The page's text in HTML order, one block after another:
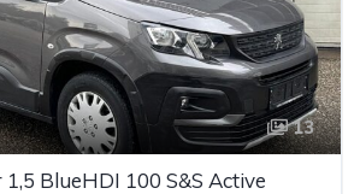
13
BlueHDI 100 S&S Active